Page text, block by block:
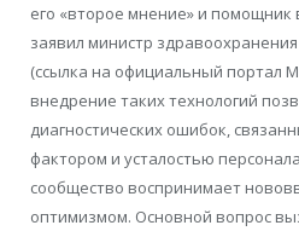
его «второе мнение» и помощник
заявил министр
(ссылка на официальный портал
внедрение таких технологий
диагностических ошибок,
фактором и усталостью
сообщество воспринимает
оптимизмом. Основной вопрос